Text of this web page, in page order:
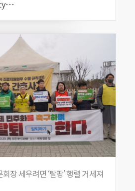
장 세우려면 ‘탈팡’ 행렬 거세져